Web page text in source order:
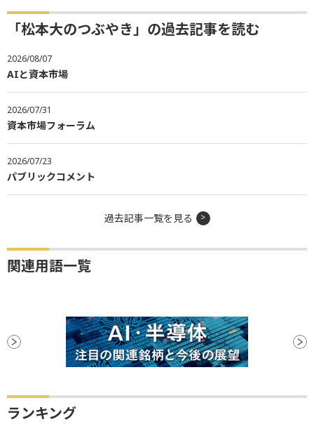
「松本大のつぶやき」の過去記事を読む
2026/08/07
AIと資本市場
2026/07/31
資本市場フォーラム
2026/07/23
パブリックコメント
過去記事一覧を見る
関連用語一覧
ランキング